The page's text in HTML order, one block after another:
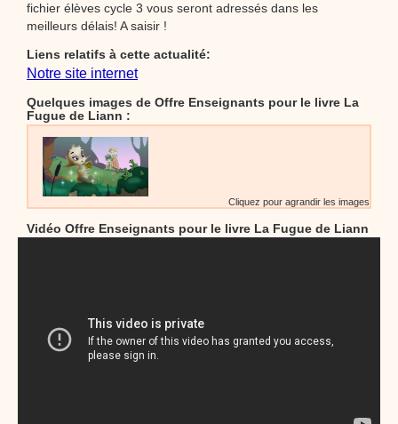
fichier élèves cycle 3 vous seront adressés dans les
meilleurs délais! A saisir !
Liens relatifs à cette actualité:
Notre site internet
Quelques images de Offre Enseignants pour le livre La
Fugue de Liann :
Cliquez pour agrandir les images
Vidéo Offre Enseignants pour le livre La Fugue de Liann